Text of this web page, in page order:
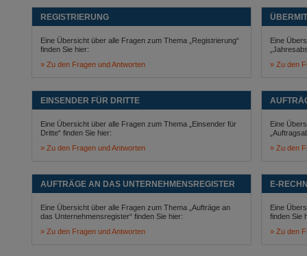
REGISTRIERUNG
Eine Übersicht über alle Fragen zum Thema „Registrierung“
finden Sie hier:
Zu den Fragen und Antworten
Eine
Zu den
EINSENDER FÜR DRITTE
Eine Übersicht über alle Fragen zum Thema „Einsender für
Dritte“ finden Sie hier:
Zu den Fragen und Antworten
Eine
Zu den
AUFTRÄGE AN DAS UNTERNEHMENSREGISTER
Eine Übersicht über alle Fragen zum Thema „Aufträge an
das Unternehmensregister“ finden Sie hier:
Zu den Fragen und Antworten
E-
Eine
finden Sie
Zu den